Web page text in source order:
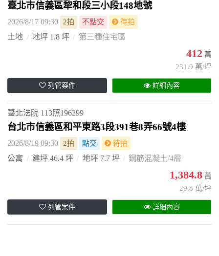
臺北市信義區犂和段三小段148地號
2026/8/17 09:30 2拍 不點交 待拍
土地 地坪 1.8 坪 第三種住宅區
412 萬
231.9 萬/坪
列管案件 詳細內容
臺北法院 113照196299
台北市信義區和平東路3段391巷8弄66號4樓
2026/8/19 09:30 2拍 點交 待拍
公寓 建坪 46.4 坪 地坪 7.7 坪 鋼筋混凝土/4層
1,384.8 萬
29.8 萬/坪
列管案件 詳細內容